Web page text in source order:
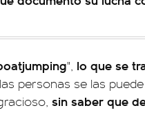
", lo que se
personas se las
sin saber que